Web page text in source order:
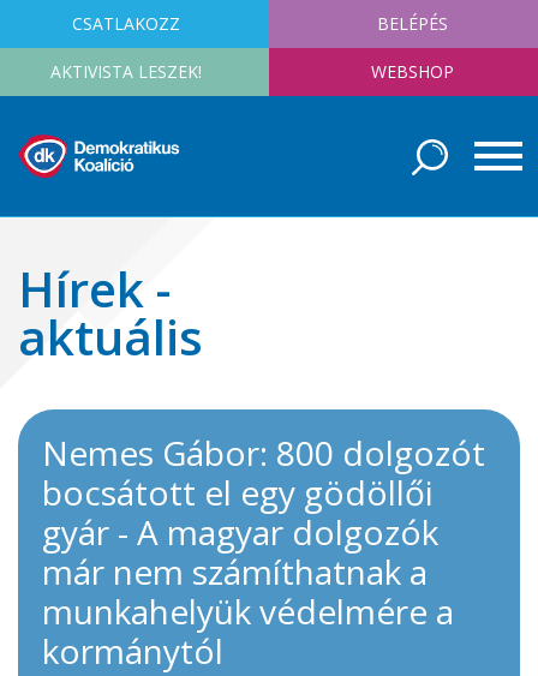
CSATLAKOZZ BELÉPÉS
AKTIVISTA LESZEK! WEBSHOP
Hírek -
aktuális
Nemes Gábor: 800 dolgozót
bocsátott el egy gödöllői
gyár - A magyar dolgozók
már nem számíthatnak a
munkahelyük védelmére a
kormánytól